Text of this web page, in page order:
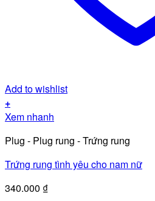
Add to wishlist
+
Xem nhanh
Plug - Plug rung - Trứng rung
Trứng rung tình yêu cho nam nữ
340.000 ₫